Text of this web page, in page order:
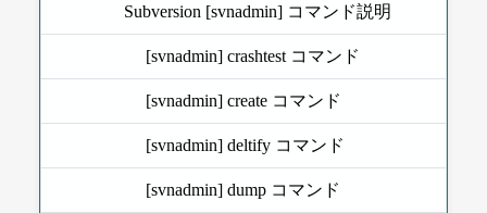
Subversion [svnadmin] コマンド説明
[svnadmin] crashtest コマンド
[svnadmin] create コマンド
[svnadmin] deltify コマンド
[svnadmin] dump コマンド